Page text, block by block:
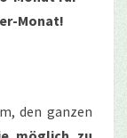
Monat!
den ganzen